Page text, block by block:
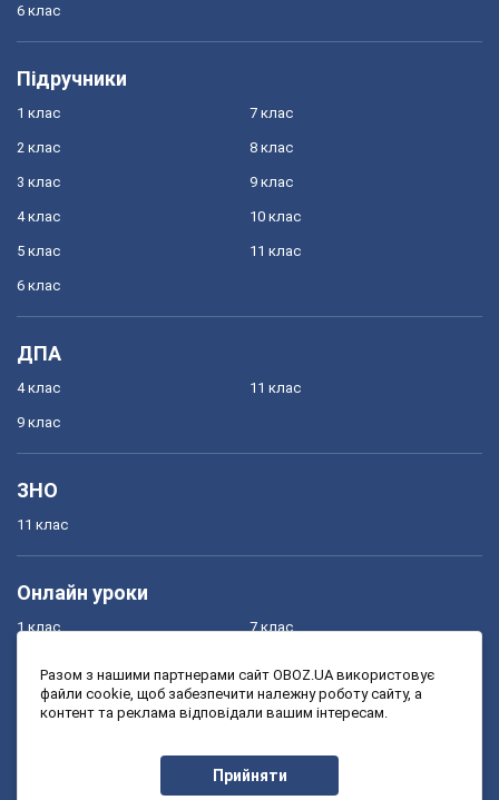
6 клас
Підручники
1 клас
2 клас
3 клас
4 клас
5 клас
6 клас
7 клас
8 клас
9 клас
10 клас
11 клас
ДПА
4 клас
9 клас
11 клас
ЗНО
11 клас
Онлайн уроки
1 клас
3 клас
7 клас
9 клас
Разом з нашими партнерами сайт OBOZ.UA використовує
файли cookie, щоб забезпечити належну роботу сайту, а
контент та реклама відповідали вашим інтересам.
Прийняти